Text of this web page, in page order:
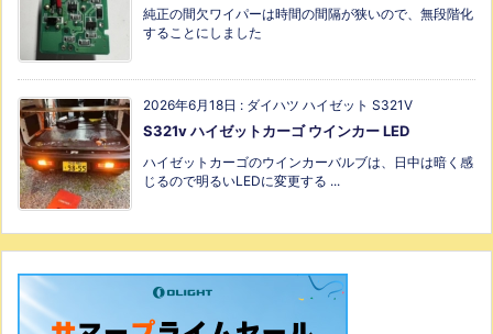
純正の間欠ワイパーは時間の間隔が狭いので、無段階化
することにしました
2026年6月18日 : ダイハツ ハイゼット S321V
S321v ハイゼットカーゴ ウインカー LED
ハイゼットカーゴのウインカーバルブは、日中は暗く感
じるので明るいLEDに変更する ...